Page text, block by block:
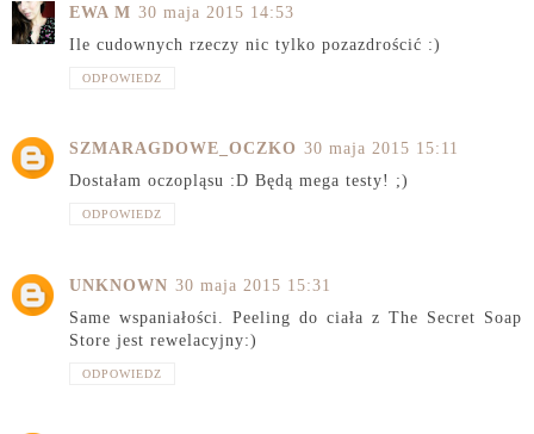
EWA M 30 maja 2015 14:53
Ile cudownych rzeczy nic tylko pozazdrościć :)
ODPOWIEDZ
SZMARAGDOWE_OCZKO 30 maja 2015 15:11
Dostałam oczopląsu :D Będą mega testy! ;)
ODPOWIEDZ
UNKNOWN 30 maja 2015 15:31
Same wspaniałości. Peeling do ciała z The Secret Soap
Store jest rewelacyjny:)
ODPOWIEDZ